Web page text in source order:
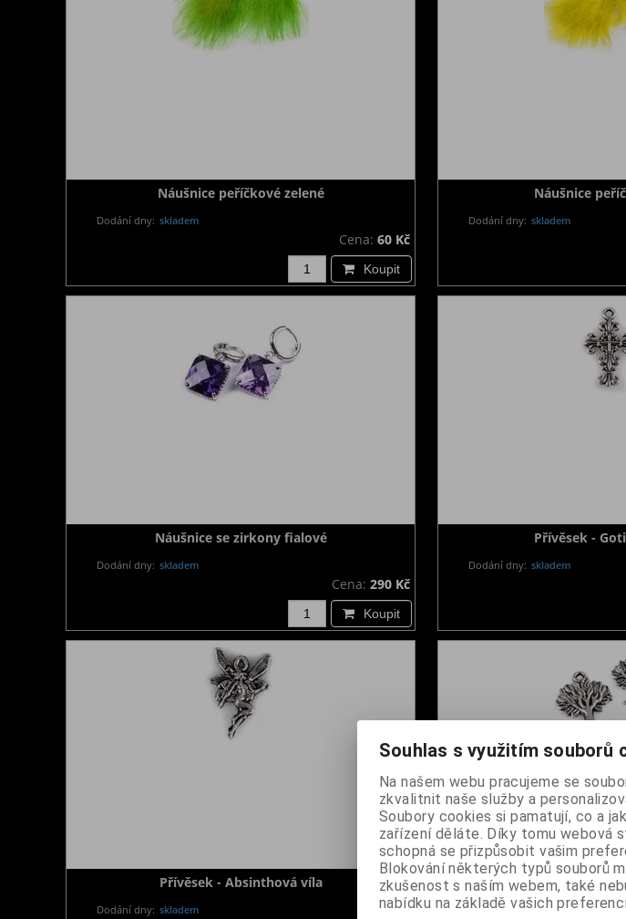
Náušnice peříčkové zelené
Dodání dny: skladem
Cena: 60 Kč
Koupit
Náušnice
Dodání dny: skladem
Náušnice se zirkony fialové
Dodání dny: skladem
Cena: 290 Kč
Koupit
Přívěsek -
Dodání dny: skladem
Přívěsek - Absinthová víla
Dodání dny: skladem
Přívěsek
Dodání dny:skladem
Souhlas s využitím souborů
Na našem webu pracujeme se
zkvalitnit naše služby a
Soubory cookies si pamatují, co a
zařízení děláte. Díky tomu webová
schopná se přizpůsobit vašim
Blokování některých typů souborů
zkušenost s naším webem, také
nabídku na základě vašich